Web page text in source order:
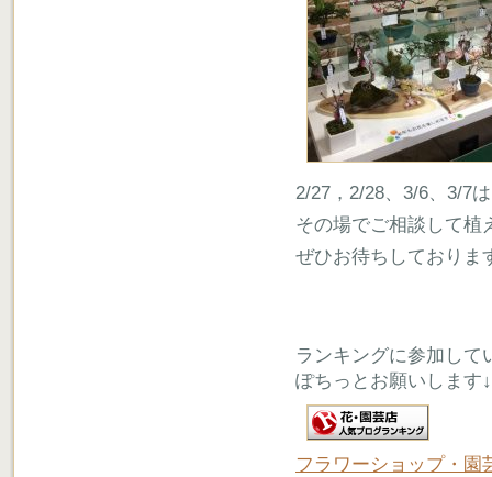
2/27，2/28、3/6、3/7
その場でご相談して植
ぜひお待ちしておりま
ランキングに参加して
ぽちっとお願いします↓
フラワーショップ・園